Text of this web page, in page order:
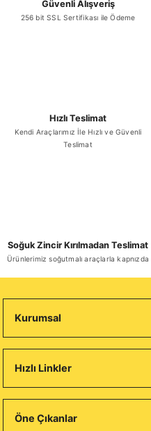
Güvenli Alışveriş
256 bit SSL Sertifikası ile Ödeme
Hızlı Teslimat
Kendi Araçlarımız İle Hızlı ve Güvenli
Teslimat
Soğuk Zincir Kırılmadan Teslimat
Ürünlerimiz soğutmalı araçlarla kapnızda
Kurumsal
Hızlı Linkler
Öne Çıkanlar